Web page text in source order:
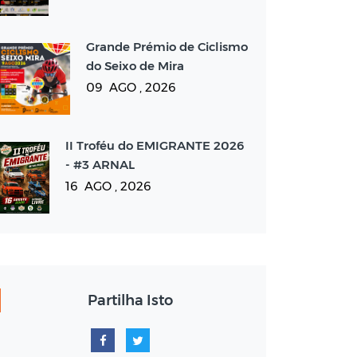
Grande Prémio de Ciclismo
do Seixo de Mira
09 AGO , 2026
II Troféu do EMIGRANTE 2026
- #3 ARNAL
16 AGO , 2026
Partilha Isto